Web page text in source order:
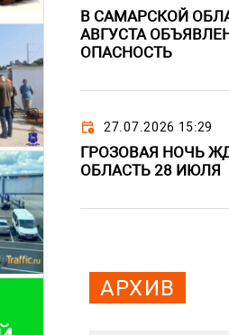
В САМАРСКОЙ
АВГУСТА
ОПАСНОСТЬ
27.07.2026 15:29
ГРОЗОВАЯ НОЧЬ
ОБЛАСТЬ 28 ИЮЛЯ
АРХИВ